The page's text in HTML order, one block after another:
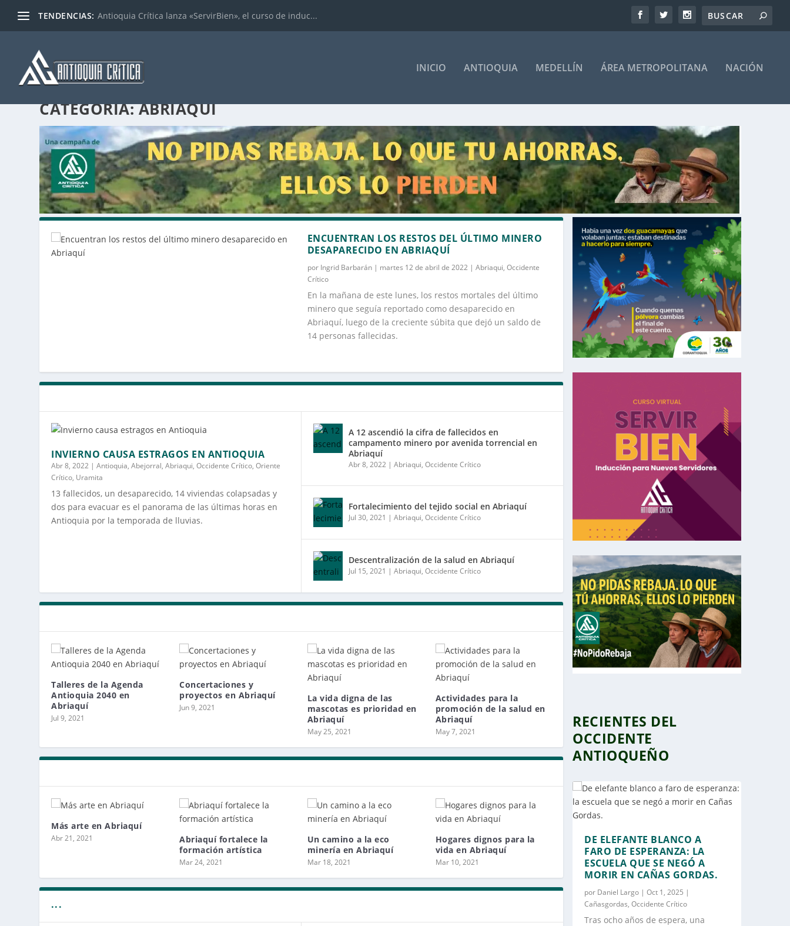
TENDENCIAS: Antioquia Crítica lanza «ServirBien», el curso de induc...
INICIO ANTIOQUIA MEDELLÍN ÁREA METROPOLITANA NACIÓN
CATEGORÍA:ABRIAQUI
ENCUENTRAN LOS RESTOS DEL ÚLTIMO MINERO
DESAPARECIDO EN ABRIAQUÍ
por Ingrid Barbarán| martes 12 de abril de 2022| Abriaqui, Occidente
Crítico
En la mañana de este lunes, los restos mortales del último
minero que seguía reportado como desaparecido en
Abriaquí, luego de la creciente súbita que dejó un saldo de
14 personas fallecidas.
INVIERNO CAUSA ESTRAGOS EN ANTIOQUIA
Abr 8, 2022 |Antioquia,Abejorral,Abriaqui,Occidente Crítico,Oriente
Crítico, Uramita
13 fallecidos, un desaparecido, 14 viviendas colapsadas y
dos para evacuar es el panorama de las últimas horas en
Antioquia por la temporada de lluvias.
A 12 ascendió la cifra de fallecidos en
campamento minero por avenida torrencial en
Abriaquí
Abr 8, 2022| Abriaqui, Occidente Crítico
Fortalecimiento del tejido social en Abriaquí
Jul 30, 2021 | Abriaqui, Occidente Crítico
Descentralización de la salud en Abriaquí
Jul 15, 2021 | Abriaqui, Occidente Crítico
Talleres de la Agenda
Antioquia 2040 en
Abriaquí
Jul 9, 2021
Concertaciones y
proyectos en Abriaquí
Jun 9, 2021
La vida digna de las
mascotas es prioridad en
Abriaquí
May 25, 2021
Actividades para la
promoción de la salud en
Abriaquí
May 7, 2021
Más arte en Abriaquí
Abr 21, 2021
Abriaquí fortalece la
formación artística
Mar 24, 2021
Un camino a la eco
minería en Abriaquí
Mar 18, 2021
Hogares dignos para la
vida en Abriaquí
Mar 10, 2021
...
RECIENTES DEL
OCCIDENTE
ANTIOQUEÑO
DE ELEFANTE BLANCO A
FARO DE ESPERANZA: LA
ESCUELA QUE SE NEGÓ A
MORIR EN CAÑAS GORDAS.
por Daniel Largo |Oct 1, 2025 |
Cañasgordas,Occidente Crítico
Tras ocho años de espera, una